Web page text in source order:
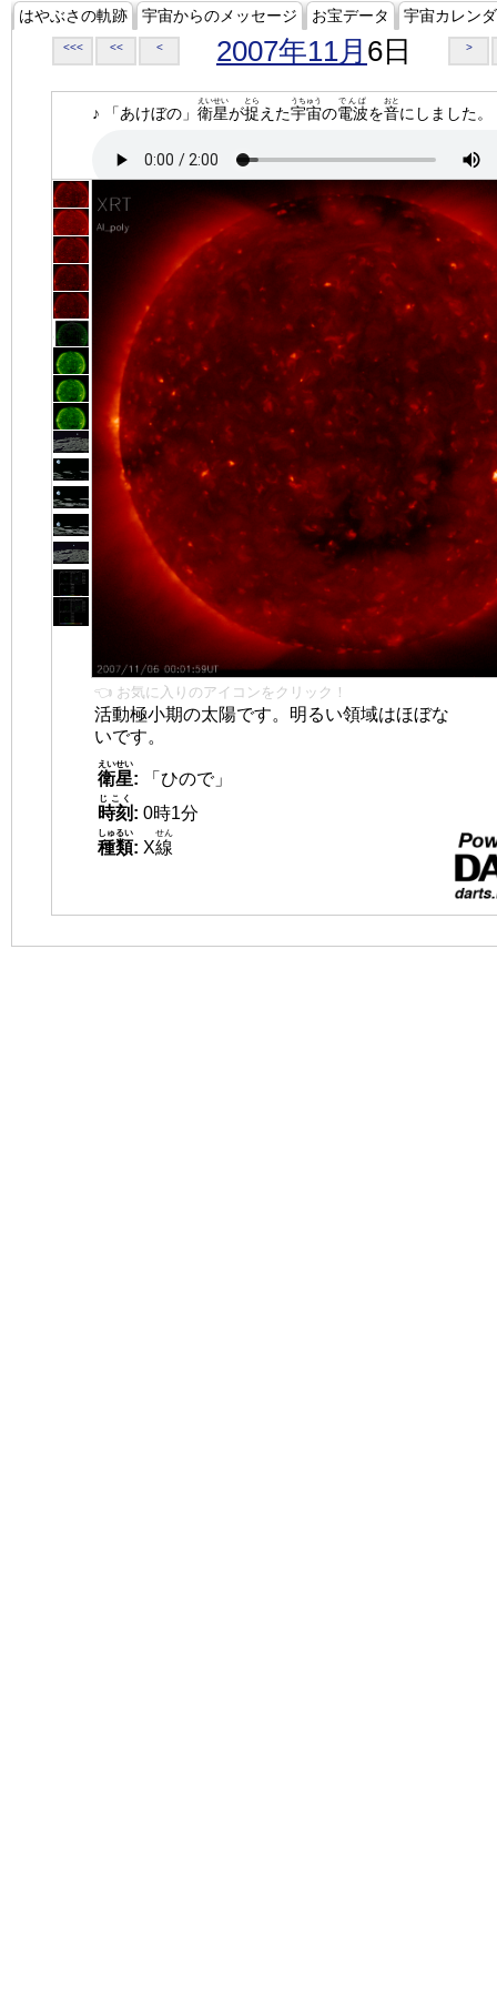
はやぶさの軌跡 宇宙からのメッセージ お宝データ 宇宙カレン
<<< << < 2007年11月 6日 >
♪ 「あけぼの」 衛星
えいせい
が捉
とら
えた宇宙
うちゅう
の電波
でんぱ
を音
おと
にしました。
👈 お気に入りのアイコンをクリック！
活動極小期の太陽です。明るい領域はほぼな
いです。
衛星
えいせい
:
「ひので」
時刻
じこく
: 0時1分
種類
しゅるい
: X線
せん